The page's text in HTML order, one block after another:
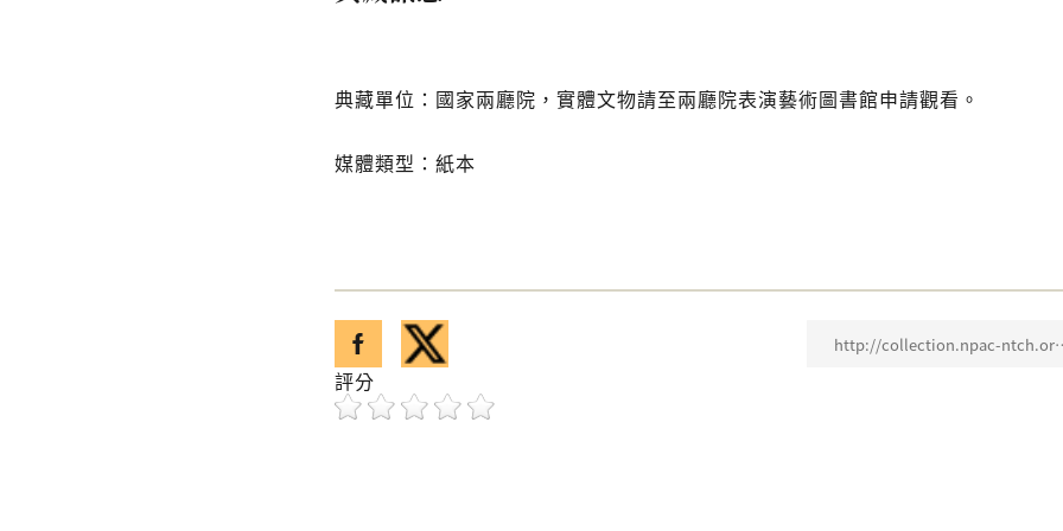
典藏單位：國家兩廳院，實體文物請至兩廳院表演藝術圖書館申請觀看。
媒體類型：紙本
分享至facebook
分享至twitter
已複製引用網址！
評分